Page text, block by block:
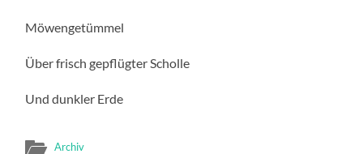
Möwengetümmel
Über frisch gepflügter Scholle
Und dunkler Erde
Archiv